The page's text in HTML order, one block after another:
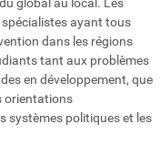
ayant tous
dans les régions
tant aux problèmes
en développement, que
orientations
systèmes politiques et les